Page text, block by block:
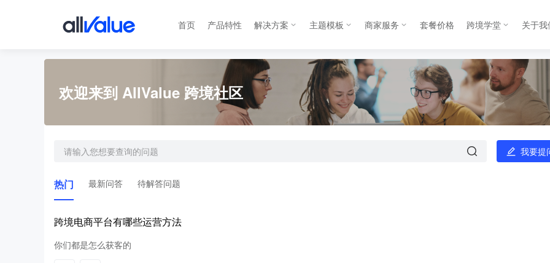
首页 产品特性 解决方案 主题模板 商家服务 套餐价格 跨境学堂 关于我
欢迎来到 AllValue 跨境社区
我要提
热门 最新问答 待解答问题
跨境电商平台有哪些运营方法
你们都是怎么获客的